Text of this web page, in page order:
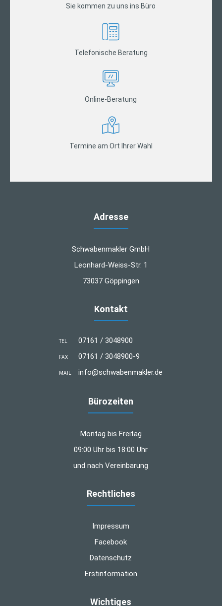
Sie kommen zu uns ins Büro
Telefonische Beratung
Online-Beratung
Termine am Ort Ihrer Wahl
Adresse
Schwabenmakler GmbH
Leonhard-Weiss-Str. 1
73037 Göppingen
Kontakt
TEL 07161 / 3048900
FAX 07161 / 3048900-9
MAIL info@schwabenmakler.de
Bürozeiten
Montag bis Freitag
09:00 Uhr bis 18:00 Uhr
und nach Vereinbarung
Rechtliches
Impressum
Facebook
Datenschutz
Erstinformation
Wichtiges